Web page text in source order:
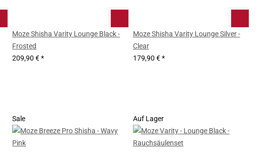
Moze Shisha Varity Lounge Black -
Frosted
209,90 €*
Moze Shisha Varity Lounge Silver -
Clear
179,90 €*
Sale Auf Lager